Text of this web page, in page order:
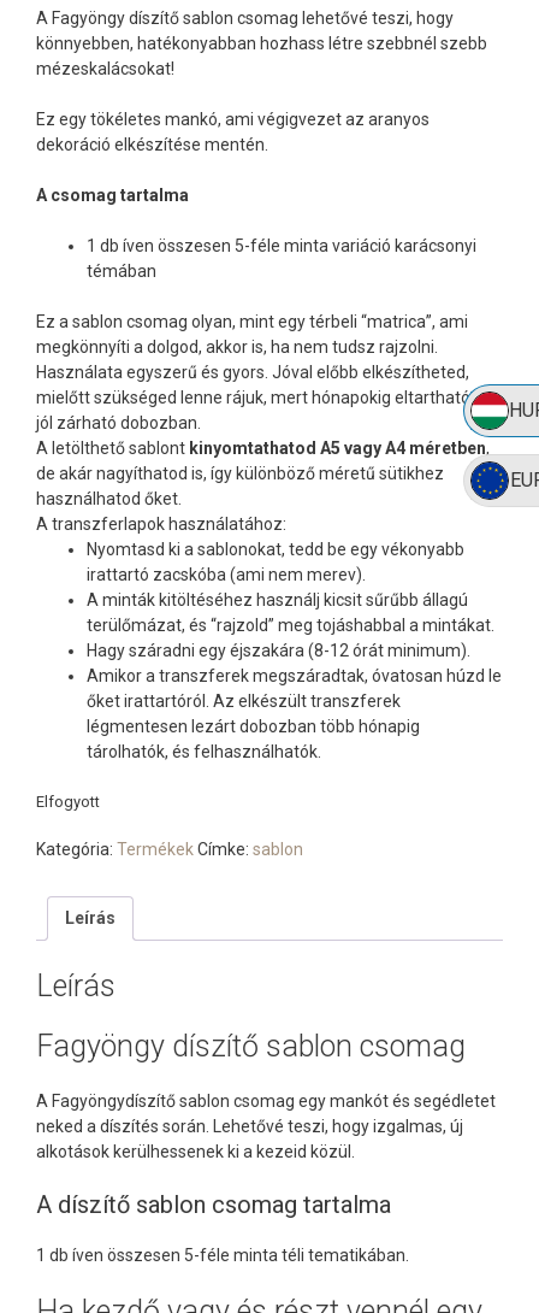
A Fagyöngy díszítő sablon csomag lehetővé teszi, hogy
könnyebben, hatékonyabban hozhass létre szebbnél szebb
mézeskalácsokat!
Ez egy tökéletes mankó, ami végigvezet az aranyos
dekoráció elkészítése mentén.
A csomag tartalma
1 db íven összesen 5-féle minta variáció karácsonyi
témában
Ez a sablon csomag olyan, mint egy térbeli “matrica”, ami
megkönnyíti a dolgod, akkor is, ha nem tudsz rajzolni.
Használata egyszerű és gyors. Jóval előbb elkészítheted,
mielőtt szükséged lenne rájuk, mert hónapokig eltartható egy
jól zárható dobozban.
A letölthető sablont kinyomtathatod A5 vagy A4 méretben,
de akár nagyíthatod is, így különböző méretű sütikhez
használhatod őket.
A transzferlapok használatához:
Nyomtasd ki a sablonokat, tedd be egy vékonyabb
irattartó zacskóba (ami nem merev).
A minták kitöltéséhez használj kicsit sűrűbb állagú
terülőmázat, és “rajzold” meg tojáshabbal a mintákat.
Hagy száradni egy éjszakára (8-12 órát minimum).
Amikor a transzferek megszáradtak, óvatosan húzd le
őket irattartóról. Az elkészült transzferek
légmentesen lezárt dobozban több hónapig
tárolhatók, és felhasználhatók.
Elfogyott
Kategória: TermékekCímke: sablon
Leírás
Leírás
Fagyöngy díszítő sablon csomag
A Fagyöngydíszítő sablon csomag egy mankót és segédletet
neked a díszítés során. Lehetővé teszi, hogy izgalmas, új
alkotások kerülhessenek ki a kezeid közül.
A díszítő sablon csomag tartalma
1 db íven összesen 5-féle minta téli tematikában.